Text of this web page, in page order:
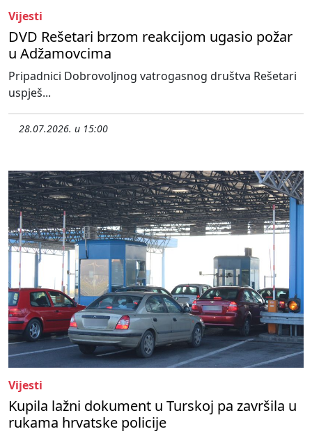
Vijesti
DVD Rešetari brzom reakcijom ugasio požar
u Adžamovcima
Pripadnici Dobrovoljnog vatrogasnog društva Rešetari
uspješ...
28.07.2026. u 15:00
Vijesti
Kupila lažni dokument u Turskoj pa završila u
rukama hrvatske policije